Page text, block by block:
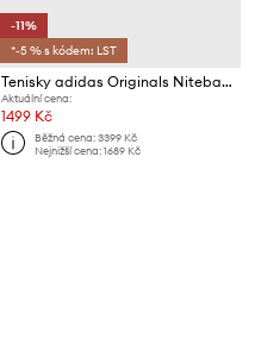
-11%
*-5 % s kódem: LST
Tenisky adidas Originals Niteball III
Aktuální cena:
1499 Kč
Běžná cena:3399 Kč
Nejnižší cena:1689 Kč